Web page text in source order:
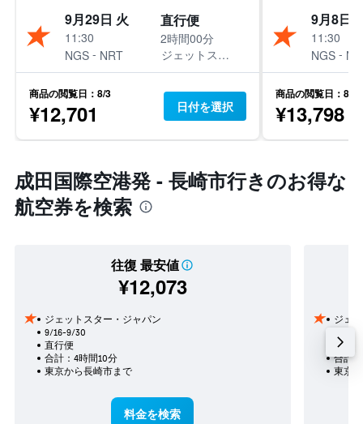
9月29日 火
11:30
NGS - NRT
直行便
2時間00分
ジェットスター・ジャパン
商品の閲覧日：8/3
¥12,701 日付を選択
9月8日
11:30
NGS -
商品の閲覧日：8/1
¥13,798
成田国際空港発 - 長崎市行きのお得な
航空券を検索
往復 最安値
¥12,073
ジェットスター・ジャパン
9/16-9/30
直行便
合計：4時間10分
東京​から長崎市​まで
料金を検索
ジェ
直行便
合計
東京​